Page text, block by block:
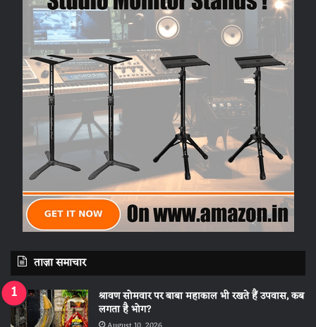
ताज़ा समाचार
श्रावण सोमवार पर बाबा महाकाल भी रखते हैं उपवास, कब
लगता है भोग?